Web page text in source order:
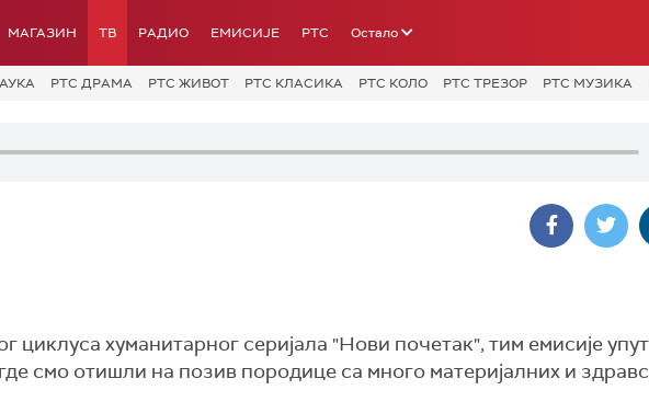
МАГАЗИН ТВ РАДИО ЕМИСИЈЕ РТС Остало
РТС ДРАМА РТС ЖИВОТ РТС КЛАСИКА РТС КОЛО РТС ТРЕЗОР РТС МУЗИКА
циклуса хуманитарног серијала "Нови почетак", тим емисије
смо отишли на позив породице са много материјалних и